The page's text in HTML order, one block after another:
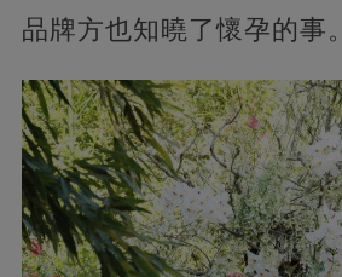
品牌方也知曉了懷孕的事。